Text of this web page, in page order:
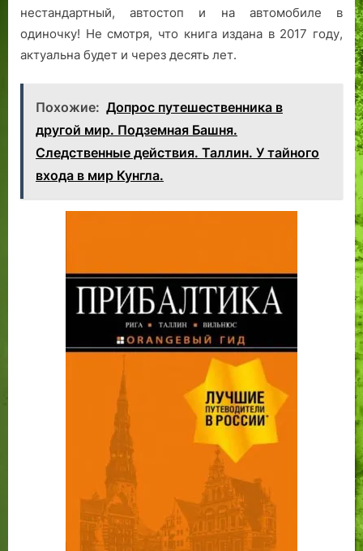
нестандартный, автостоп и на автомобиле в
одиночку! Не смотря, что книга издана в 2017 году,
актуальна будет и через десять лет.
Похожие: Допрос путешественника в
другой мир. Подземная Башня.
Следственные действия. Таллин. У тайного
входа в мир Кунгла.